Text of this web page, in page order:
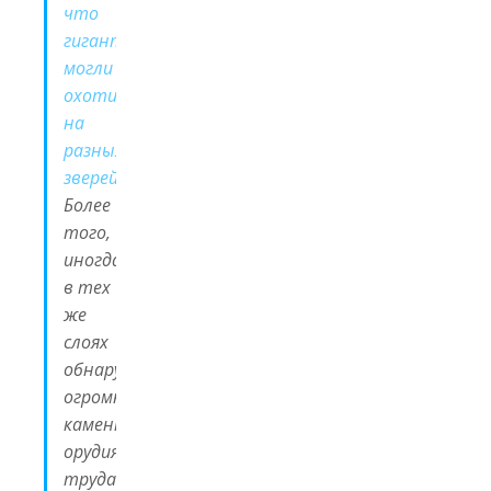
что
гигантопитеки
могли
охотиться
на
разных
зверей
Более
того,
иногда
в тех
же
слоях
обнаруживаются
огромные
каменные
орудия
труда.